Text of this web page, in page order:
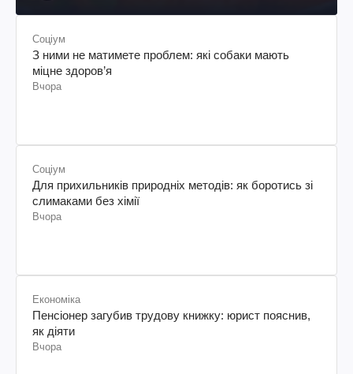
Соціум
З ними не матимете проблем: які собаки мають
міцне здоров’я
Вчора
Соціум
Для прихильників природніх методів: як боротись зі
слимаками без хімії
Вчора
Економіка
Пенсіонер загубив трудову книжку: юрист пояснив,
як діяти
Вчора